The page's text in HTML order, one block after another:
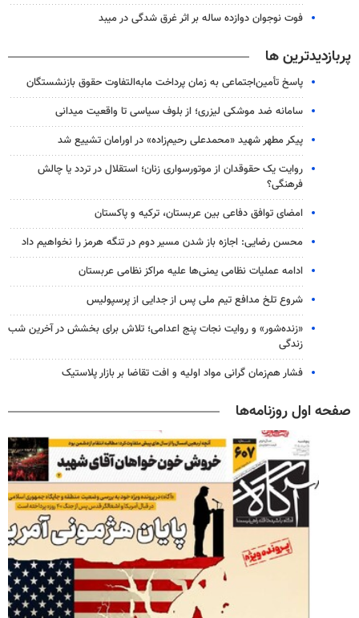
فوت نوجوان دوازده ساله بر اثر غرق شدگی در میبد
پربازدیدترین ها
پاسخ تأمین‌اجتماعی به زمان پرداخت مابه‌التفاوت حقوق بازنشستگان
سامانه ضد موشکی لیزری؛ از بلوف سیاسی تا واقعیت میدانی
پیکر مطهر شهید «محمدعلی رحیم‌زاده» در اورامان تشییع شد
روایت یک حقوقدان از موتورسواری زنان؛ استقلال در تردد یا چالش
فرهنگی؟
امضای توافق دفاعی بین عربستان، ترکیه و پاکستان
محسن رضایی: اجازه باز شدن مسیر دوم در تنگه هرمز را نخواهیم داد
ادامه عملیات نظامی یمنی‌ها علیه مراکز نظامی عربستان
شروع تلخ مدافع تیم ملی پس از جدایی از پرسپولیس
«زنده‌شور» و روایت نجات پنج اعدامی؛ تلاش برای بخشش در آخرین شب
زندگی
فشار هم‌زمان گرانی مواد اولیه و افت تقاضا بر بازار پلاستیک
صفحه اول روزنامه‌ها